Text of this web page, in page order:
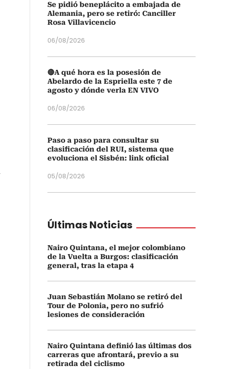
Se pidió beneplácito a embajada de
Alemania, pero se retiró: Canciller
Rosa Villavicencio
06/08/2026
🔴A qué hora es la posesión de
Abelardo de la Espriella este 7 de
agosto y dónde verla EN VIVO
06/08/2026
Paso a paso para consultar su
clasificación del RUI, sistema que
evoluciona el Sisbén: link oficial
05/08/2026
Últimas Noticias
Nairo Quintana, el mejor colombiano
de la Vuelta a Burgos: clasificación
general, tras la etapa 4
Juan Sebastián Molano se retiró del
Tour de Polonia, pero no sufrió
lesiones de consideración
Nairo Quintana definió las últimas dos
carreras que afrontará, previo a su
retirada del ciclismo